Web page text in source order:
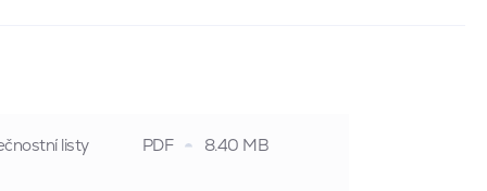
listy PDF 8.40 MB